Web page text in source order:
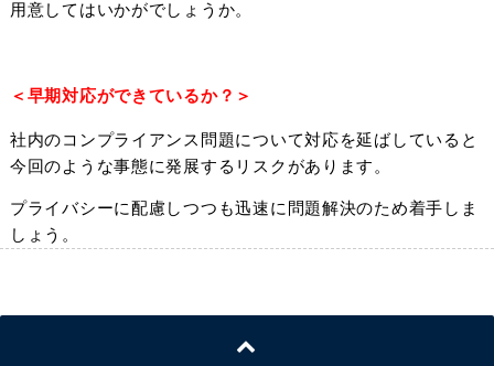
用意してはいかがでしょうか。
＜早期対応ができているか？＞
社内のコンプライアンス問題について対応を延ばしていると
今回のような事態に発展するリスクがあります。
プライバシーに配慮しつつも迅速に問題解決のため着手しま
しょう。